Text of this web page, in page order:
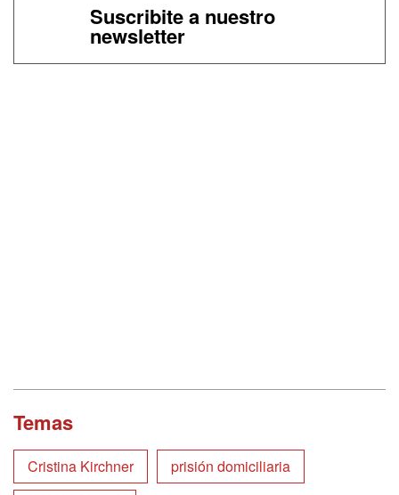
Suscribite a nuestro
newsletter
Temas
Cristina Kirchner
prisión domiciliaria